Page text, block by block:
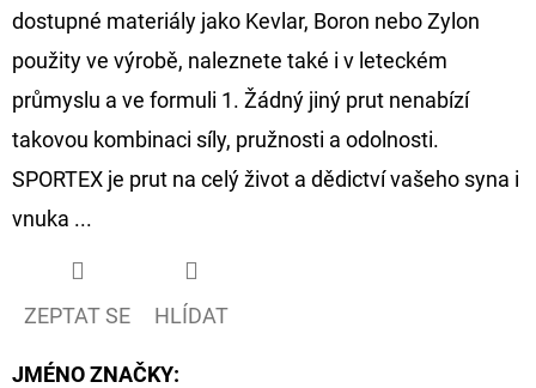
dostupné materiály jako Kevlar, Boron nebo Zylon
použity ve výrobě, naleznete také i v leteckém
průmyslu a ve formuli 1. Žádný jiný prut nenabízí
takovou kombinaci síly, pružnosti a odolnosti.
SPORTEX je prut na celý život a dědictví vašeho syna i
vnuka ...
ZEPTAT SE HLÍDAT
JMÉNO ZNAČKY: